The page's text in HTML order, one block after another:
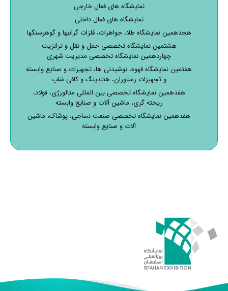
نمایشگاه های فعال خارجی
نمایشگاه های فعال داخلی
هجدهمین نمایشگاه طلا، جواهرات، فلزات گرانبها و گوهرسنگها
هشتمین نمایشگاه تخصصی حمل و نقل و ترانزیت
چهاردهمین نمایشگاه تخصصی مدیریت شهری
هفتمین نمایشگاه قهوه، نوشیدنی ها، تجهیزات و صنایع وابسته
و تجهیزات رستوران، هتلدینگ و کافی شاپ
هفدهمین نمایشگاه تخصصی بین المللی متالورژی، فولاد،
ریخته گری، ماشین آلات و صنایع وابسته
هفدهمین نمایشگاه تخصصی صنعت نساجی، پوشاک، ماشین
آلات و صنایع وابسته